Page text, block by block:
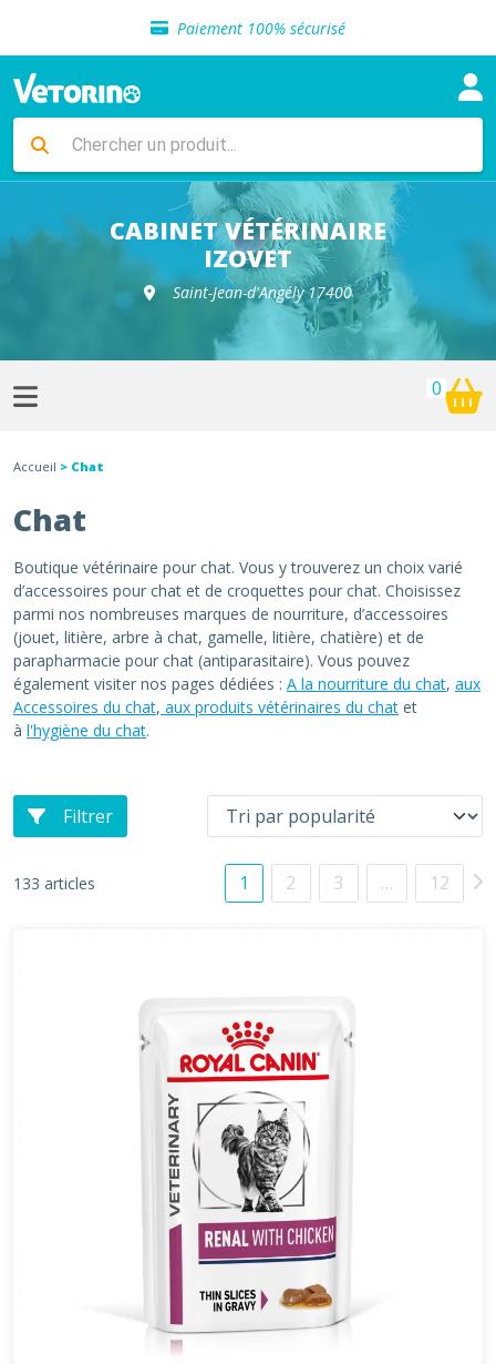
Paiement 100% sécurisé
Livraison gratuite en clinique vétérinaire
Sélection de croquettes vétérinaire
Livraison gratuite en clinique vétérinaire
Retour gratuit en clinique
Sélection de croquettes vétérinaire
CABINET VÉTÉRINAIRE
IZOVET
Saint-Jean-d'Angély 17400
0
Accueil > Chat
Chat
Boutique vétérinaire pour chat. Vous y trouverez un choix varié
d’accessoires pour chat et de croquettes pour chat. Choisissez
parmi nos nombreuses marques de nourriture, d’accessoires
(jouet, litière, arbre à chat, gamelle, litière, chatière) et de
parapharmacie pour chat (antiparasitaire). Vous pouvez
également visiter nos pages dédiées : A la nourriture du chat, aux
Accessoires du chat, aux produits vétérinaires du chat et
à l'hygiène du chat.
Filtrer
133 articles 1 2 3 … 12